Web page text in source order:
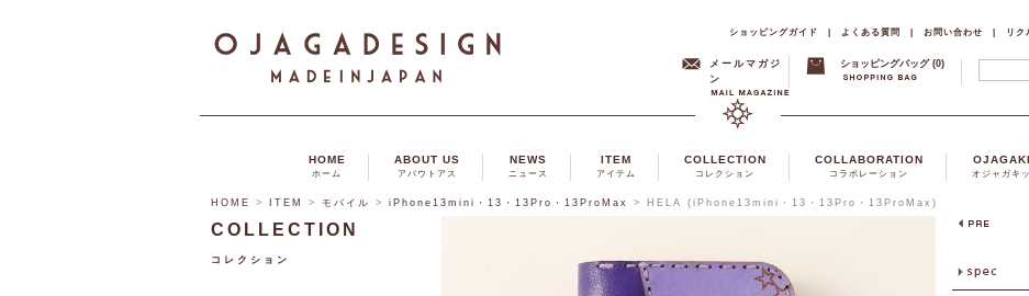
ショッピングガイド | よくある質問 | お問い合わせ | リク
メールマガジ
ン
ショッピングバッグ (0)
HOME
ホーム
ABOUT US
アバウトアス
NEWS
ニュース
ITEM
アイテム
COLLECTION
コレクション
COLLABORATION
コラボレーション オジャガキ
HOME > ITEM > モバイル > iPhone13mini・13・13Pro・13ProMax > HELA (iPhone13mini・13・13Pro・13ProMax)
COLLECTION
コレクション